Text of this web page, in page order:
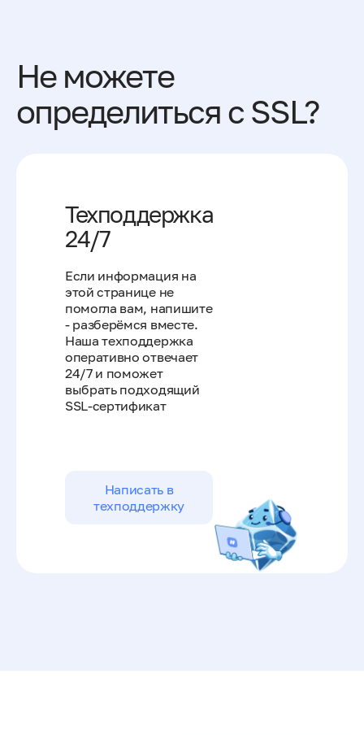
Не можете
определиться с SSL?
Техподдержка
24/7
Если информация на
этой странице не
помогла вам, напишите
- разберёмся вместе.
Наша техподдержка
оперативно отвечает
24/7 и поможет
выбрать подходящий
SSL-сертификат
Написать в
техподдержку